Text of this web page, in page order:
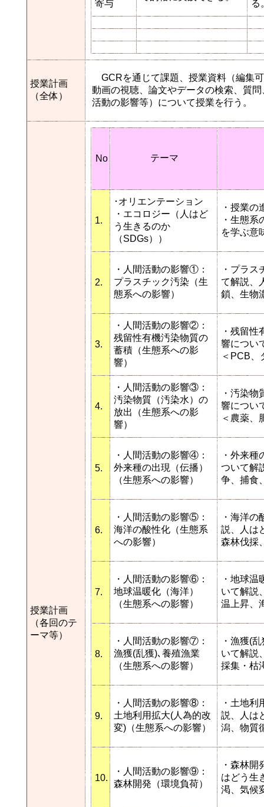
寄与 る
授業計画
（全体）
GCRを通じて課題、授業資料（編集
動画の視聴、論文やデータの検索、質
活動の影響等）について授業を行う。
授業計画
（各回のテ
ーマ等）
No テーマ
1.
･オリエンテーション
・エコロジー（人はど
う生きるのか
（SDGs））
・授業
・生態
を学ぶ意
2.
・人間活動の影響①：
プラスチック汚染（生
態系への影響）
・プラ
て解説、
鎖、生物
3.
・人間活動の影響②：
残留性有機汚染物質の
蓄積（生態系への影
響）
・残留
響につい
＜PCB、
4.
・人間活動の影響③：
汚染物質（汚染水）の
放出（生態系への影
響）
・汚染
響につい
＜農薬、
5.
・人間活動の影響④：
外来種の出現（伝播）
（生態系への影響）
・外来
ついて解
争、捕食
6.
・人間活動の影響⑤：
海洋の酸性化（生態系
への影響）
・海洋
説、人は
森林伐採
7.
・人間活動の影響⑥：
地球温暖化（海洋）
（生態系への影響）
・地球
いて解説
温上昇、
8.
・人間活動の影響⑦：
漁獲(乱獲)､養殖漁業
（生態系への影響）
・漁獲(
いて解説
採集・枯
9.
・人間活動の影響⑧：
土地利用拡大(人為的改
変)（生態系への影響）
・土地
説、人は
潟、物質
10.
・人間活動の影響⑨：
森林開発（環境負荷）
・森林
はどう生
渇、気候